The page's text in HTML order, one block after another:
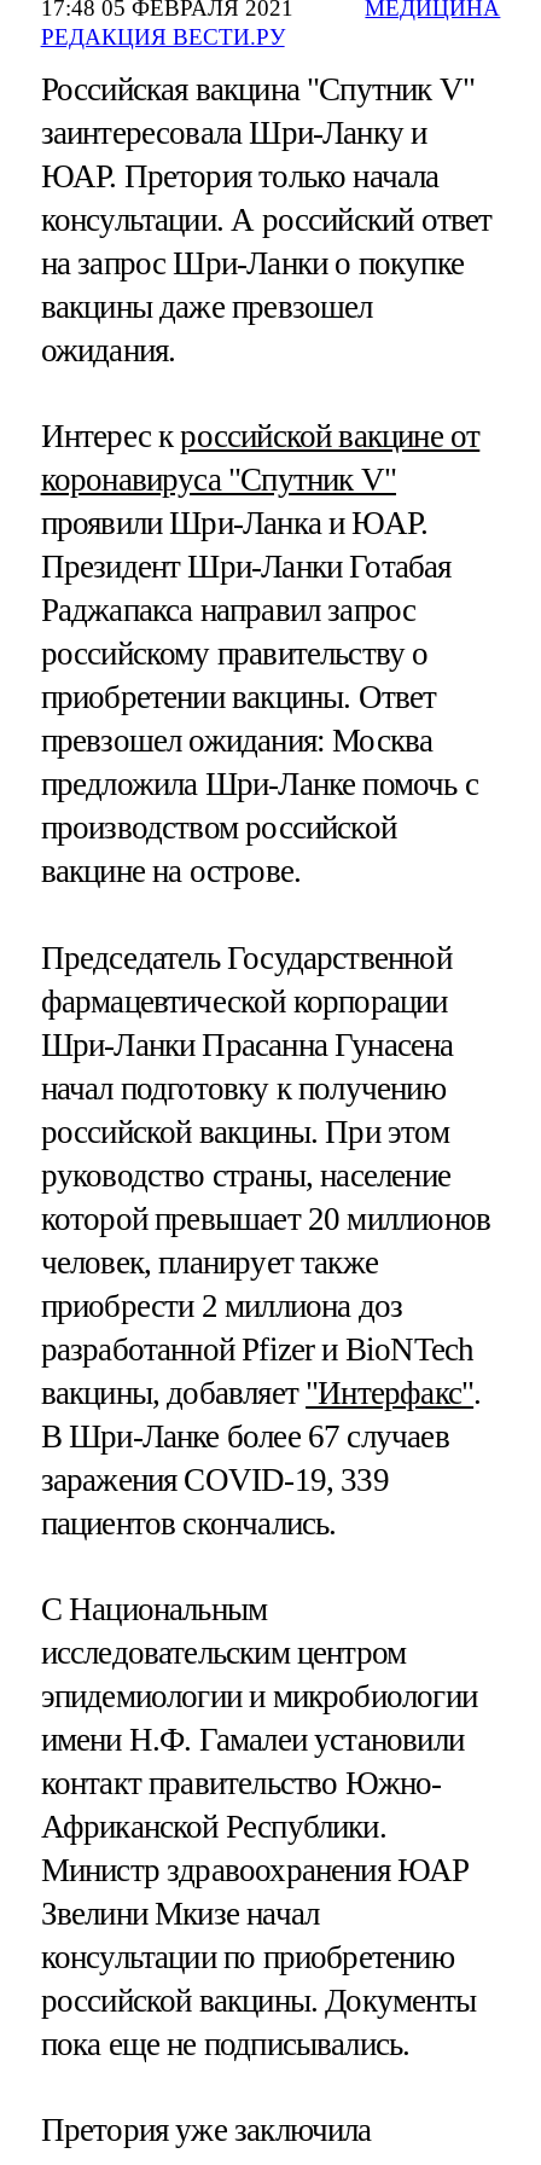
17:48 05 ФЕВРАЛЯ 2021
РЕДАКЦИЯ ВЕСТИ.РУ
МЕДИЦИНА
Российская вакцина "Спутник V"
заинтересовала Шри-Ланку и
ЮАР. Претория только начала
консультации. А российский ответ
на запрос Шри-Ланки о покупке
вакцины даже превзошел
ожидания.
Интерес кроссийской вакцине от
коронавируса "Спутник V"
проявили Шри-Ланка и ЮАР.
Президент Шри-Ланки Готабая
Раджапакса направил запрос
российскому правительству о
приобретении вакцины. Ответ
превзошел ожидания: Москва
предложила Шри-Ланке помочь с
производством российской
вакцине на острове.
Председатель Государственной
фармацевтической корпорации
Шри-Ланки Прасанна Гунасена
начал подготовку к получению
российской вакцины. При этом
руководство страны, население
которой превышает 20 миллионов
человек, планирует также
приобрести 2 миллиона доз
разработанной Pfizer и BioNTech
вакцины, добавляет "Интерфакс".
В Шри-Ланке более 67 случаев
заражения COVID-19, 339
пациентов скончались.
С Национальным
исследовательским центром
эпидемиологии и микробиологии
имени Н.Ф. Гамалеи установили
контакт правительство Южно-
Африканской Республики.
Министр здравоохранения ЮАР
Звелини Мкизе начал
консультации по приобретению
российской вакцины. Документы
пока еще не подписывались.
Претория уже заключила